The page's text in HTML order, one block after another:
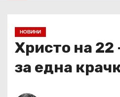
НОВИНИ
Христо на 22
за една